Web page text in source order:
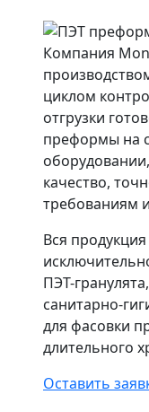
Компания
циклом
отгрузки
преформы на
качество,
требованиям
Вся
ПЭТ-
санитарно-
для фасовки
длительного
Оставить